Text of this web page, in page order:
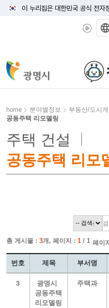
이 누리집은 대한민국 공식 전자
home 분야별정보 부동산/도시
공동주택 리모델링
주택 건설
공동주택 리모
총 게시물 :3개, 페이지 :1 / 1 페이
번호 제목 부서명
3
광명시
공동주택
리모델링
주택과